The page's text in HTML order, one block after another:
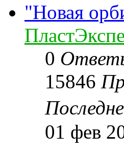
"Новая
0
15846
01 фев